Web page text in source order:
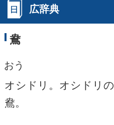
広辞典
鴦
おう
オシドリ。オシドリ
鴦。